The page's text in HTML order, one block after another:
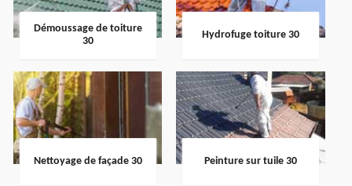
Démoussage de toiture
30
Hydrofuge toiture 30
Nettoyage de façade 30 Peinture sur tuile 30